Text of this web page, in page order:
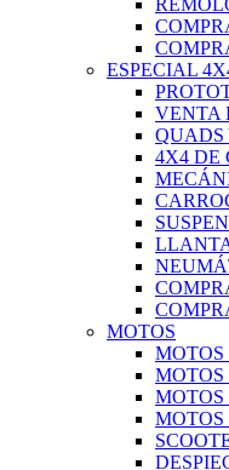
ESPECIAL
VENTA
QUADS
4X4 DE
MOTOS
MOTOS
MOTOS
MOTOS